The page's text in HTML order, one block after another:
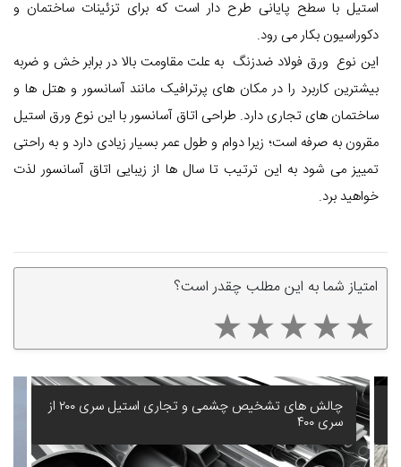
استیل با سطح پایانی طرح دار است که برای تزئینات ساختمان و
دکوراسیون بکار می رود.
این نوع ورق فولاد ضدزنگ به علت مقاومت بالا در برابر خش و ضربه
بیشترین کاربرد را در مکان های پرترافیک مانند آسانسور و هتل ها و
ساختمان های تجاری دارد. طراحی اتاق آسانسور با این نوع ورق استیل
مقرون به صرفه است؛ زیرا دوام و طول عمر بسیار زیادی دارد و به راحتی
تمییز می شود به این ترتیب تا سال ها از زیبایی اتاق آسانسور لذت
خواهید برد.
امتیاز شما به این مطلب چقدر است؟
مقاومت به خوردگی ورق استیل: راهنمای انتخاب برای
محیط‌های دریایی و شیمیایی